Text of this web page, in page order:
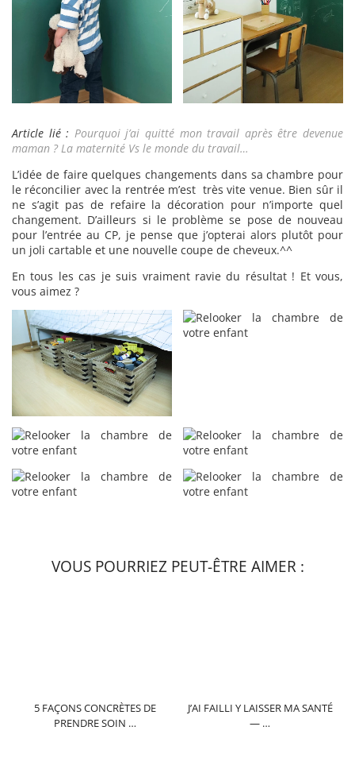
Article lié : Pourquoi j’ai quitté mon travail après être devenue
maman ? La maternité Vs le monde du travail…
L’idée de faire quelques changements dans sa chambre pour
le réconcilier avec la rentrée m’est très vite venue. Bien sûr il
ne s’agit pas de refaire la décoration pour n’importe quel
changement. D’ailleurs si le problème se pose de nouveau
pour l’entrée au CP, je pense que j’opterai alors plutôt pour
un joli cartable et une nouvelle coupe de cheveux.^^
En tous les cas je suis vraiment ravie du résultat ! Et vous,
vous aimez ?
VOUS POURRIEZ PEUT-ÊTRE AIMER :
5 FAÇONS CONCRÈTES DE
PRENDRE SOIN …
J’AI FAILLI Y LAISSER MA SANTÉ
— …